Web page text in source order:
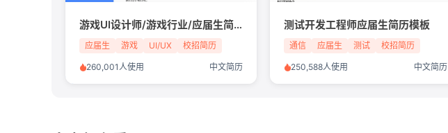
游戏UI设计师/游戏行业/应届生简历模板
应届生 游戏 UI/UX 校招简历
260,001人使用 中文简历
测试开发工程师应届生简历模板
通信 应届生 测试 校招简历
250,588人使用 中文简历